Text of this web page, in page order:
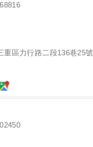
重區力行路二段136巷25號